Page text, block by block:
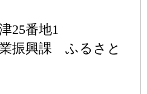
25番地1
振興課 ふるさと